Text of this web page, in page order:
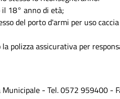
18° anno di età;
del porto d'armi per uso
polizza assicurativa per
Municipale - Tel. 0572 959400 -